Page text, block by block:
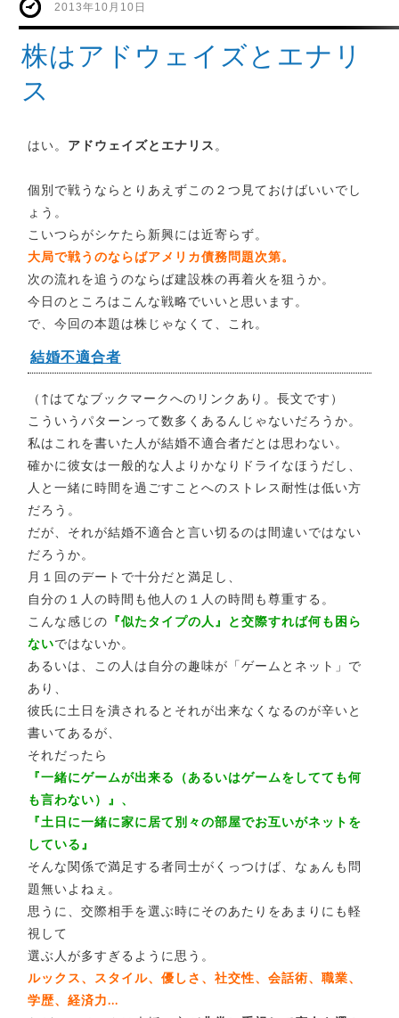
2013年10月10日
株はアドウェイズとエナリ
ス
はい。 アドウェイズとエナリス。
個別で戦うならとりあえずこの２つ見ておけばいいでし
ょう。
こいつらがシケたら新興には近寄らず。
大局で戦うのならばアメリカ債務問題次第。
次の流れを追うのならば建設株の再着火を狙うか。
今日のところはこんな戦略でいいと思います。
で、今回の本題は株じゃなくて、これ。
結婚不適合者
（↑はてなブックマークへのリンクあり。長文です）
こういうパターンって数多くあるんじゃないだろうか。
私はこれを書いた人が結婚不適合者だとは思わない。
確かに彼女は一般的な人よりかなりドライなほうだし、
人と一緒に時間を過ごすことへのストレス耐性は低い方
だろう。
だが、それが結婚不適合と言い切るのは間違いではない
だろうか。
月１回のデートで十分だと満足し、
自分の１人の時間も他人の１人の時間も尊重する。
こんな感じの 『似たタイプの人』と交際すれば何も困ら
ないではないか。
あるいは、この人は自分の趣味が「ゲームとネット」で
あり、
彼氏に土日を潰されるとそれが出来なくなるのが辛いと
書いてあるが、
それだったら
『一緒にゲームが出来る（あるいはゲームをしてても何
も言わない）』、
『土日に一緒に家に居て別々の部屋でお互いがネットを
している』
そんな関係で満足する者同士がくっつけば、なぁんも問
題無いよねぇ。
思うに、交際相手を選ぶ時にそのあたりをあまりにも軽
視して
選ぶ人が多すぎるように思う。
ルックス、スタイル、優しさ、社交性、会話術、職業、
学歴、経済力…